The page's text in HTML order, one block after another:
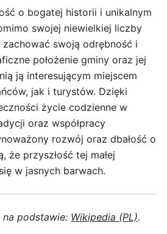
o bogatej historii i unikalnym
swojej niewielkiej liczby
swoją odrębność i
położenie gminy oraz jej
ją interesującym miejscem
jak i turystów. Dzięki
życie codzienne w
oraz współpracy
rozwój oraz dbałość o
że przyszłość tej małej
w jasnych barwach.
podstawie: Wikipedia (PL).